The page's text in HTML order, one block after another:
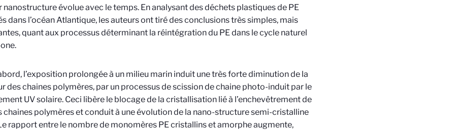
nanostructure évolue avec le temps. En analysant des déchets plastiques de PE
dans l’océan Atlantique, les auteurs ont tiré des conclusions très simples, mais
quant aux processus déterminant la réintégration du PE dans le cycle naturel
l’exposition prolongée à un milieu marin induit une très forte diminution de la
des chaines polymères, par un processus de scission de chaine photo-induit par le
UV solaire. Ceci libère le blocage de la cristallisation lié à l’enchevêtrement de
chaines polymères et conduit à une évolution de la nano-structure semi-cristalline
rapport entre le nombre de monomères PE cristallins et amorphe augmente,